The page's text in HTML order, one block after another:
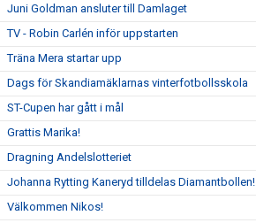
Juni Goldman ansluter till Damlaget
TV - Robin Carlén inför uppstarten
Träna Mera startar upp
Dags för Skandiamäklarnas vinterfotbollsskola
ST-Cupen har gått i mål
Grattis Marika!
Dragning Andelslotteriet
Johanna Rytting Kaneryd tilldelas Diamantbollen!
Välkommen Nikos!